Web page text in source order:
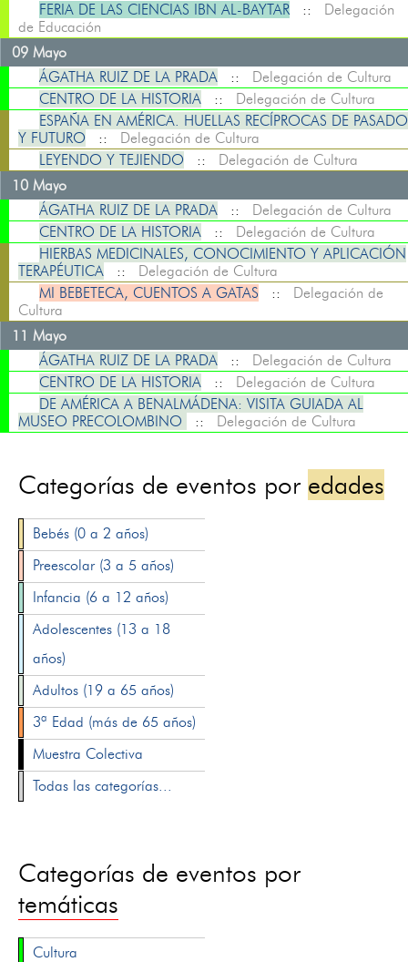
FERIA DE LAS CIENCIAS IBN AL-BAYTAR:: Delegación
de Educación
09 Mayo
ÁGATHA RUIZ DE LA PRADA :: Delegación de Cultura
CENTRO DE LA HISTORIA :: Delegación de Cultura
ESPAÑA EN AMÉRICA. HUELLAS RECÍPROCAS DE PASADO
Y FUTURO :: Delegación de Cultura
LEYENDO Y TEJIENDO :: Delegación de Cultura
10 Mayo
ÁGATHA RUIZ DE LA PRADA :: Delegación de Cultura
CENTRO DE LA HISTORIA :: Delegación de Cultura
HIERBAS MEDICINALES, CONOCIMIENTO Y APLICACIÓN
TERAPÉUTICA :: Delegación de Cultura
MI BEBETECA, CUENTOS A GATAS :: Delegación de
Cultura
11 Mayo
ÁGATHA RUIZ DE LA PRADA :: Delegación de Cultura
CENTRO DE LA HISTORIA :: Delegación de Cultura
DE AMÉRICA A BENALMÁDENA: VISITA GUIADA AL
MUSEO PRECOLOMBINO
:: Delegación de Cultura
Categorías de eventos por edades
Bebés (0 a 2 años)
Preescolar (3 a 5 años)
Infancia (6 a 12 años)
Adolescentes (13 a 18
años)
Adultos (19 a 65 años)
3ª Edad (más de 65 años)
Muestra Colectiva
Todas las categorías...
Categorías de eventos por
temáticas
Cultura